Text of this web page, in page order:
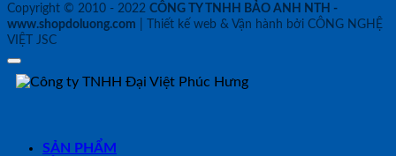
Copyright © 2010 - 2022 CÔNG TY TNHH BẢO ANH NTH -
www.shopdoluong.com | Thiết kế web & Vận hành bởi CÔNG NGHỆ
VIỆT JSC
SẢN PHẨM